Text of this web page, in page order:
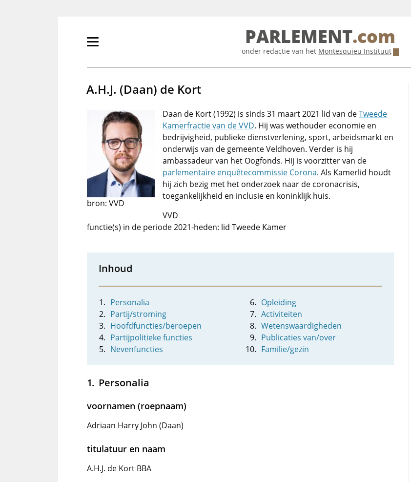
Primair
tonen/verbergen
PARLEMENT.com
onder redactie van het Montesquieu Instituut
A.H.J. (Daan) de Kort
bron: VVD
Daan de Kort (1992) is sinds 31 maart 2021 lid van deTweede
Kamerfractie van de VVD. Hij was wethouder economie en
bedrijvigheid, publieke dienstverlening, sport, arbeidsmarkt en
onderwijs van de gemeente Veldhoven. Verder is hij
ambassadeur van het Oogfonds. Hij is voorzitter van de
parlementaire enquêtecommissie Corona. Als Kamerlid houdt
hij zich bezig met het onderzoek naar de coronacrisis,
toegankelijkheid en inclusie en koninklijk huis.
VVD
functie(s) in de periode 2021-heden: lid Tweede Kamer
Inhoud
Personalia
Partij/stroming
Hoofdfuncties/beroepen
Partijpolitieke functies
Nevenfuncties
Opleiding
Activiteiten
Wetenswaardigheden
Publicaties van/over
Familie/gezin
Personalia
voornamen (roepnaam)
Adriaan Harry John (Daan)
titulatuur en naam
A.H.J. de Kort BBA